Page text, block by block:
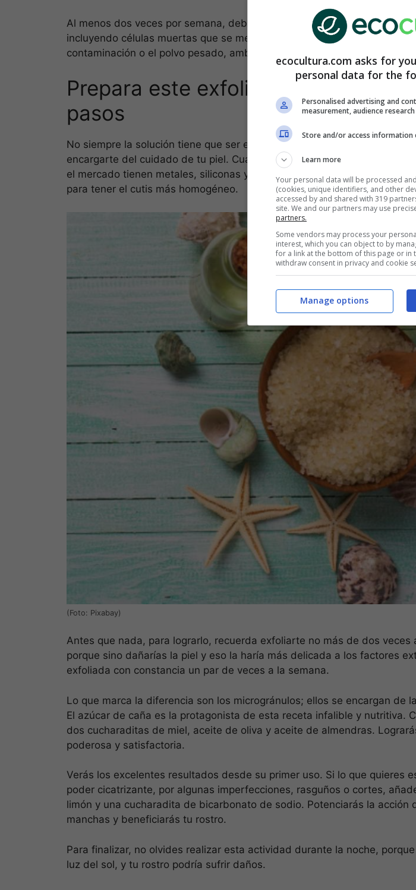
Al menos dos veces por semana, debes exfoliarte para eliminar las
incluyendo células muertas que se mezclan con agentes externos y
contaminación o el polvo pesado, ambas pueden ser muy peligrosas
Prepara este exfoliante casero en
pasos
No siempre la solución tiene que ser el retoque quirúrgico, solo debes
encargarte del cuidado de tu piel. Cuando veas los resultados, y dado
el mercado tienen metales, siliconas y plásticos, preferirás los
para tener el cutis más homogéneo.
(Foto: Pixabay)
Antes que nada, para lograrlo, recuerda exfoliarte no más de dos veces
porque sino dañarías la piel y eso la haría más delicada a los factores
exfoliada con constancia un par de veces a la semana.
Lo que marca la diferencia son los microgránulos; ellos se encargan de
El azúcar de caña es la protagonista de esta receta infalible y nutritiva.
dos cucharaditas de miel, aceite de oliva y aceite de almendras.
poderosa y satisfactoria.
Verás los excelentes resultados desde su primer uso. Si lo que quieres
poder cicatrizante, por algunas imperfecciones, rasguños o cortes,
limón y una cucharadita de bicarbonato de sodio. Potenciarás la acción
manchas y beneficiarás tu rostro.
Para finalizar, no olvides realizar esta actividad durante la noche,
luz del sol, y tu rostro podría sufrir daños.
ecocultura.com asks for
personal data for the
Personalised advertising and
measurement, audience
Store and/or access information
Learn more
Your personal data will be processed
(cookies, unique identifiers, and other
accessed by and shared with 319
site. We and our partners may use
partners.
Some vendors may process your
interest, which you can object to by
for a link at the bottom of this page or in
withdraw consent in privacy and cookie
Manage options